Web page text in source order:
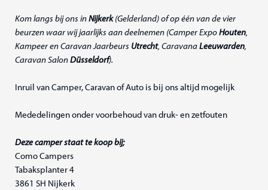
Kom langs bij ons inNijkerk(Gelderland) of op één van de vier
beurzen waar wij jaarlijks aan deelnemen (Camper ExpoHouten,
Kampeer en Caravan Jaarbeurs Utrecht, CaravanaLeeuwarden,
Caravan SalonDüsseldorf).
Inruil van Camper, Caravan of Auto is bij ons altijd mogelijk
Mededelingen onder voorbehoud van druk- en zetfouten
Deze camper staat te koop bij;
Como Campers
Tabaksplanter 4
3861 SH Nijkerk